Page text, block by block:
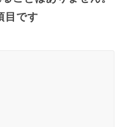
目です